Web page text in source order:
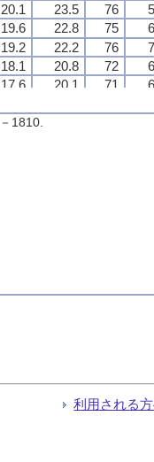
20.1 23.5 76
19.6 22.8 75
19.2 22.2 76
18.1 20.8 72
17.6 20.1 71
15.6
20.1 23.5 76
19.6 22.8 75
19.2 22.2 76
18.1 20.8 72
17.6 20.1 71
15.6
20.1 23.5 76
19.6 22.8 75
19.2 22.2 76
18.1 20.8 72
17.6 20.1 71
15.6
20.1 23.5 76
19.6 22.8 75
19.2 22.2 76
18.1 20.8 72
17.6 20.1 71
15.6
－1810.
利用される